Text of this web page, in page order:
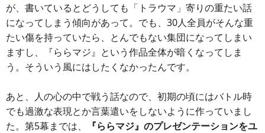
が、書いているとどうしても「トラウマ」寄りの重たい話
になってしまう傾向があって。でも、30人全員がそんな重
たい傷を持っていたら、とんでもない集団になってしまい
ますし、『ららマジ』という作品全体が暗くなってしま
う。そういう風にはしたくなかったんです。
あと、人の心の中で戦う話なので、初期の頃にはバトル時
でも過激な表現とか言葉遣いをしないように作っていまし
た。第5幕までは、
『ららマジ』のプレゼンテーションをユ